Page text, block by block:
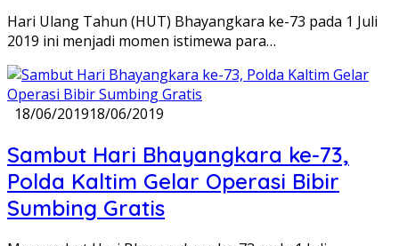
Hari Ulang Tahun (HUT) Bhayangkara ke-73 pada 1 Juli
2019 ini menjadi momen istimewa para…
18/06/201918/06/2019
Sambut Hari Bhayangkara ke-73,
Polda Kaltim Gelar Operasi Bibir
Sumbing Gratis